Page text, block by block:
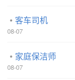
客车司机
08-07
家庭保洁师
08-07